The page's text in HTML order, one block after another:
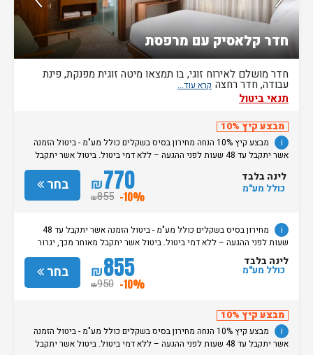
חדר קלאסיק עם מרפסת
חדר מושלם לאירוח זוגי, בו תמצאו מיטה זוגית מפנקת, פינת
עבודה, חדר רחצה
תנאי ביטול
מבצע קיץ 10%
i
מבצע קיץ 10% הנחה מחירון בסיס בשקלים כולל מע"מ - ביטול הזמנה
אשר יתקבל עד 48 שעות לפני ההגעה – ללא דמי ביטול. ביטול אשר יתקבל
מאוחר מכך, יגרור חיוב בסך 50% מעלות ההזמנה. אי הגעה ללא כל הודעה
מוקדמת תגרור חיוב בסך 100% מעלות ההזמנה. מדיניות קבלת/עזיבת חדרים:
שעת קבלת החדרים הינה החל מהשעה 15:00. בימי שבת / חג: קבלת חדרים
החל מצאת השבת/החג. שעת עזיבת חדרים בכל ימות השבוע עד השעה 11:00.
בחר ₪770
₪855 -10%
לינה בלבד
כולל מע"מ
i
מחירון בסיס בשקלים כולל מע"מ - ביטול הזמנה אשר יתקבל עד 48
שעות לפני ההגעה – ללא דמי ביטול. ביטול אשר יתקבל מאוחר מכך, יגרור
חיוב בסך 50% מעלות ההזמנה. אי הגעה ללא כל הודעה מוקדמת תגרור חיוב
בסך 100% מעלות ההזמנה. מדיניות קבלת/עזיבת חדרים: שעת קבלת החדרים
הינה החל מהשעה 15:00. בימי שבת / חג: קבלת חדרים החל מצאת
השבת/החג. שעת עזיבת חדרים בכל ימות השבוע עד השעה 11:00. בימי שבת/
בחר ₪855
₪950 -10%
לינה בלבד
כולל מע"מ
מבצע קיץ 10%
i
מבצע קיץ 10% הנחה מחירון בסיס בשקלים כולל מע"מ - ביטול הזמנה
אשר יתקבל עד 48 שעות לפני ההגעה – ללא דמי ביטול. ביטול אשר יתקבל